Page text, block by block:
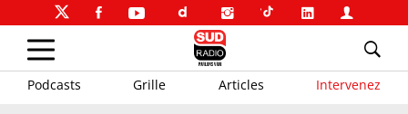
Podcasts Grille Articles Intervenez